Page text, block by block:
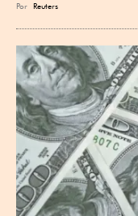
Por Reuters